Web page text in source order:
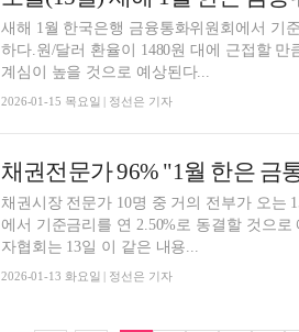
새해 1월 한국은행 금융통화위원회에서 기
하다.원/달러 환율이 1480원 대에 근접할
계심이 높을 것으로 예상된다...
2026-01-15 목요일 | 정선은 기자
채권전문가 96% "1월 한은 금
채권시장 전문가 10명 중 거의 전부가 오는
에서 기준금리를 연 2.50%로 동결할 것으
자협회는 13일 이 같은 내용...
2026-01-13 화요일 | 정선은 기자